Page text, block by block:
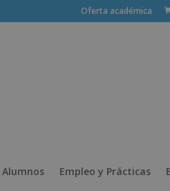
Oferta académica
Empleo y Prácticas